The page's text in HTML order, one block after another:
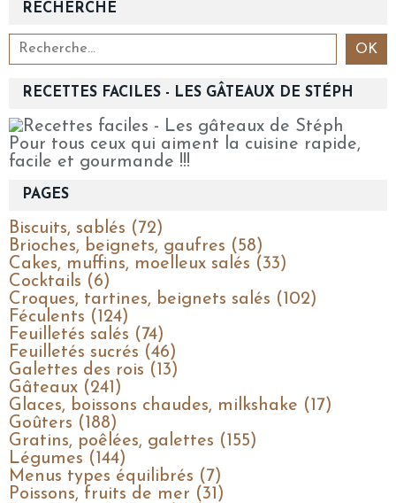
RECHERCHE
RECETTES FACILES - LES GÂTEAUX DE STÉPH
Pour tous ceux qui aiment la cuisine rapide,
facile et gourmande !!!
PAGES
Biscuits, sablés (72)
Brioches, beignets, gaufres (58)
Cakes, muffins, moelleux salés (33)
Cocktails (6)
Croques, tartines, beignets salés (102)
Féculents (124)
Feuilletés salés (74)
Feuilletés sucrés (46)
Galettes des rois (13)
Gâteaux (241)
Glaces, boissons chaudes, milkshake (17)
Goûters (188)
Gratins, poêlées, galettes (155)
Légumes (144)
Menus types équilibrés (7)
Poissons, fruits de mer (31)